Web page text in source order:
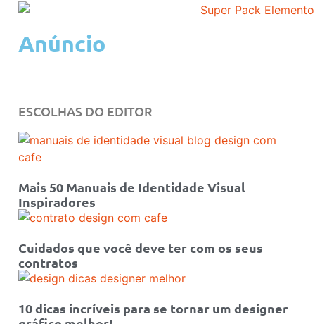
Anúncio
ESCOLHAS DO EDITOR
Mais 50 Manuais de Identidade Visual
Inspiradores
Cuidados que você deve ter com os seus
contratos
10 dicas incríveis para se tornar um designer